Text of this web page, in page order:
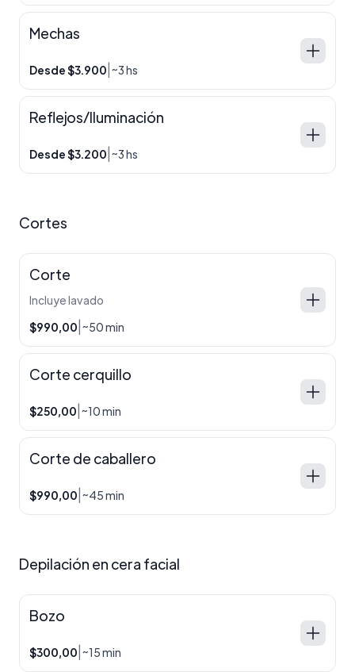
Mechas
Desde $3.900 ~3 hs
Reflejos/Iluminación
Desde $3.200 ~3 hs
Cortes
Corte
Incluye lavado
$990,00 ~50 min
Corte cerquillo
$250,00 ~10 min
Corte de caballero
$990,00 ~45 min
Depilación en cera facial
Bozo
$300,00 ~15 min